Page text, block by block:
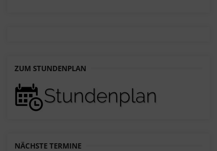
ZUM STUNDENPLAN
NÄCHSTE TERMINE